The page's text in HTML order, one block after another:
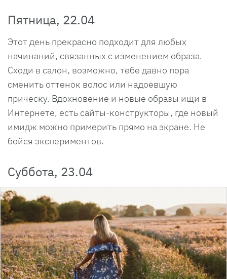
Пятница, 22.04
Этот день прекрасно подходит для любых
начинаний, связанных с изменением образа.
Сходи в салон, возможно, тебе давно пора
сменить оттенок волос или надоевшую
прическу. Вдохновение и новые образы ищи в
Интернете, есть сайты-конструкторы, где новый
имидж можно примерить прямо на экране. Не
бойся экспериментов.
Суббота, 23.04